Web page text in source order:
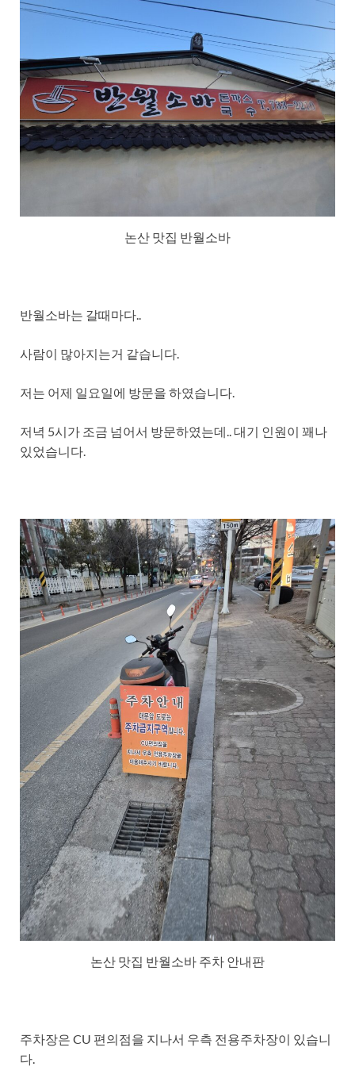
논산 맛집 반월소바
반월소바는 갈때마다..
사람이 많아지는거 같습니다.
저는 어제 일요일에 방문을 하였습니다.
저녁 5시가 조금 넘어서 방문하였는데.. 대기 인원이 꽤나
있었습니다.
논산 맛집 반월소바 주차 안내판
주차장은 CU 편의점을 지나서 우측 전용주차장이 있습니
다.